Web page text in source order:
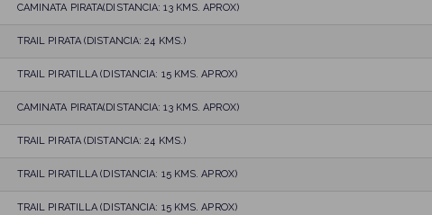
CAMINATA PIRATA(DISTANCIA: 13 KMS. APROX)
TRAIL PIRATA (DISTANCIA: 24 KMS.)
TRAIL PIRATILLA (DISTANCIA: 15 KMS. APROX)
CAMINATA PIRATA(DISTANCIA: 13 KMS. APROX)
TRAIL PIRATA (DISTANCIA: 24 KMS.)
TRAIL PIRATILLA (DISTANCIA: 15 KMS. APROX)
TRAIL PIRATILLA (DISTANCIA: 15 KMS. APROX)